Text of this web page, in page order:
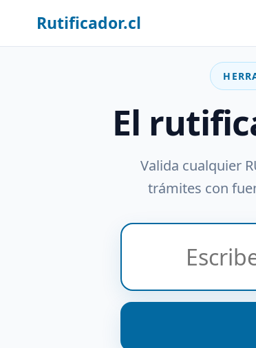
Rutificador.cl
El
Valida cualquier
trámites con